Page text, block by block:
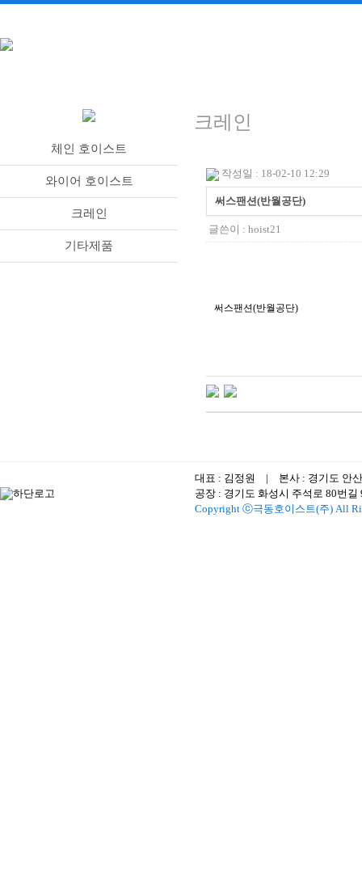
체인 호이스트
와이어 호이스트
크레인
기타제품
크레인
작성일 : 18-02-10 12:29
써스팬션(반월공단)
글쓴이 : hoist21
써스팬션(반월공단)
대표 : 김정원 | 본사 : 경기도 안산
공장 : 경기도 화성시 주석로 80
Copyright ⓒ극동호이스트(주) All